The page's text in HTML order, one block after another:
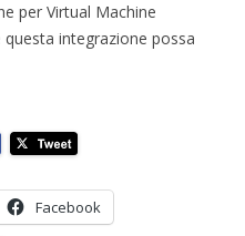
per Virtual Machine
integrazione possa
Facebook